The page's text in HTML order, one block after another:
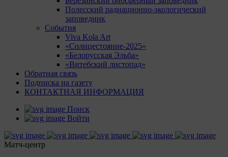
Полесский радиационно-экологический
заповедник
События
Viva Kola Art
«Солнцестояние-2025»
«Белорусская Эльба»
«Витебский листопад»
Обратная связь
Подписка на газету
КОНТАКТНАЯ ИНФОРМАЦИЯ
Поиск
Войти
Матч-центр